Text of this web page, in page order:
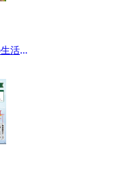
活リ